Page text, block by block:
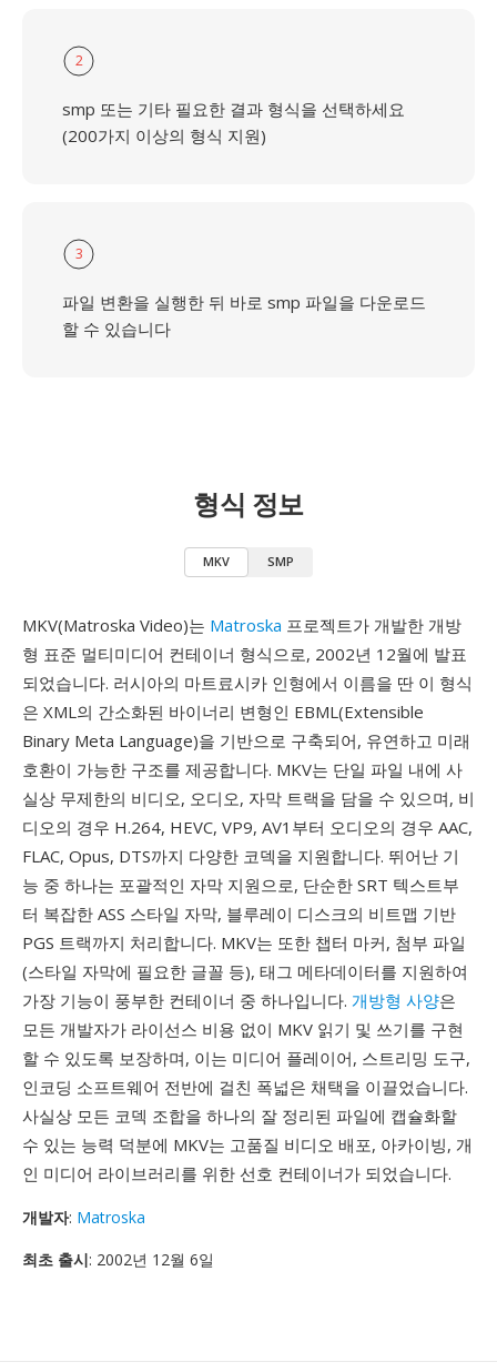
2
smp 또는 기타 필요한 결과 형식을 선택하세요
(200가지 이상의 형식 지원)
3
파일 변환을 실행한 뒤 바로 smp 파일을 다운로드
할 수 있습니다
형식 정보
MKV SMP
MKV(Matroska Video)는 Matroska 프로젝트가 개발한 개방
형 표준 멀티미디어 컨테이너 형식으로, 2002년 12월에 발표
되었습니다. 러시아의 마트료시카 인형에서 이름을 딴 이 형식
은 XML의 간소화된 바이너리 변형인 EBML(Extensible
Binary Meta Language)을 기반으로 구축되어, 유연하고 미래
호환이 가능한 구조를 제공합니다. MKV는 단일 파일 내에 사
실상 무제한의 비디오, 오디오, 자막 트랙을 담을 수 있으며, 비
디오의 경우 H.264, HEVC, VP9, AV1부터 오디오의 경우 AAC,
FLAC, Opus, DTS까지 다양한 코덱을 지원합니다. 뛰어난 기
능 중 하나는 포괄적인 자막 지원으로, 단순한 SRT 텍스트부
터 복잡한 ASS 스타일 자막, 블루레이 디스크의 비트맵 기반
PGS 트랙까지 처리합니다. MKV는 또한 챕터 마커, 첨부 파일
(스타일 자막에 필요한 글꼴 등), 태그 메타데이터를 지원하여
가장 기능이 풍부한 컨테이너 중 하나입니다. 개방형 사양은
모든 개발자가 라이선스 비용 없이 MKV 읽기 및 쓰기를 구현
할 수 있도록 보장하며, 이는 미디어 플레이어, 스트리밍 도구,
인코딩 소프트웨어 전반에 걸친 폭넓은 채택을 이끌었습니다.
사실상 모든 코덱 조합을 하나의 잘 정리된 파일에 캡슐화할
수 있는 능력 덕분에 MKV는 고품질 비디오 배포, 아카이빙, 개
인 미디어 라이브러리를 위한 선호 컨테이너가 되었습니다.
개발자: Matroska
최초 출시: 2002년 12월 6일